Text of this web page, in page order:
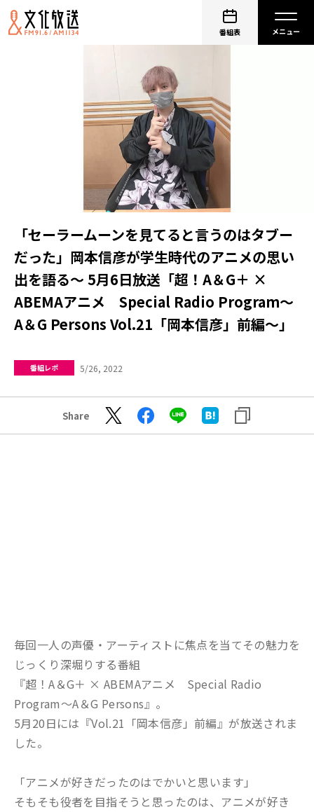
番組表
「セーラームーンを見てると言うのはタブー
だった」岡本信彦が学生時代のアニメの思い
出を語る～ 5月6日放送「超！A＆G＋ ×
ABEMAアニメ Special Radio Program～
A＆G Persons Vol.21「岡本信彦」前編～」
番組レポ 5/26, 2022
Share
毎回一人の声優・アーティストに焦点を当てその魅力を
じっくり深堀りする番組
『超！A＆G＋ × ABEMAアニメ Special Radio
Program～A＆G Persons』。
5月20日には『Vol.21「岡本信彦」前編』が放送されま
した。
「アニメが好きだったのはでかいと思います」
そもそも役者を目指そうと思ったのは、アニメが好き